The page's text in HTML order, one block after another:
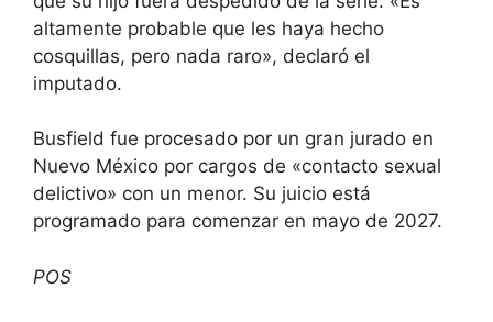
altamente probable que les haya hecho
cosquillas, pero nada raro», declaró el
imputado.
Busfield fue procesado por un gran jurado en
Nuevo México por cargos de «contacto sexual
delictivo» con un menor. Su juicio está
programado para comenzar en mayo de 2027.
POS